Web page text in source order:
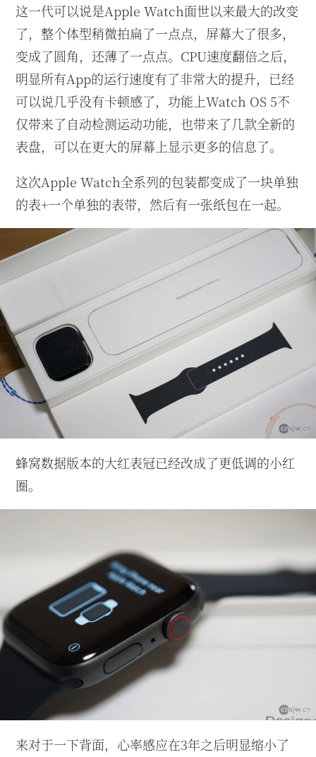
这一代可以说是Apple Watch面世以来最大的改变
了，整个体型稍微拍扁了一点点，屏幕大了很多，
变成了圆角，还薄了一点点。CPU速度翻倍之后，
明显所有App的运行速度有了非常大的提升，已经
可以说几乎没有卡顿感了，功能上Watch OS 5不
仅带来了自动检测运动功能，也带来了几款全新的
表盘，可以在更大的屏幕上显示更多的信息了。
这次Apple Watch全系列的包装都变成了一块单独
的表+一个单独的表带，然后有一张纸包在一起。
蜂窝数据版本的大红表冠已经改成了更低调的小红
圈。
来对于一下背面，心率感应在3年之后明显缩小了